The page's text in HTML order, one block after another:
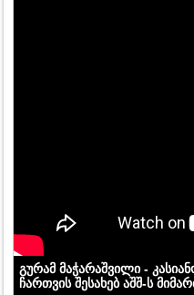
გურამ მაჭარაშვილი -
ჩართვის შესახებ აშშ-ს